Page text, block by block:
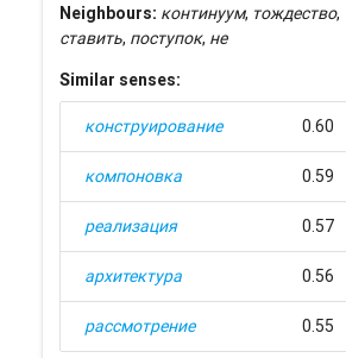
Neighbours: континуум, тождество,
ставить, поступок, не
Similar senses:
конструирование 0.60
компоновка 0.59
реализация 0.57
архитектура 0.56
рассмотрение 0.55